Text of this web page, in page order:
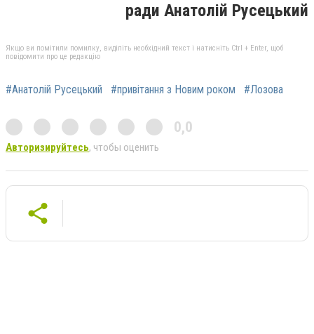
ради Анатолій Русецький
Якщо ви помітили помилку, виділіть необхідний текст і натисніть Ctrl + Enter, щоб
повідомити про це редакцію
#Анатолій Русецький #привітання з Новим роком #Лозова
0,0
Авторизируйтесь, чтобы оценить